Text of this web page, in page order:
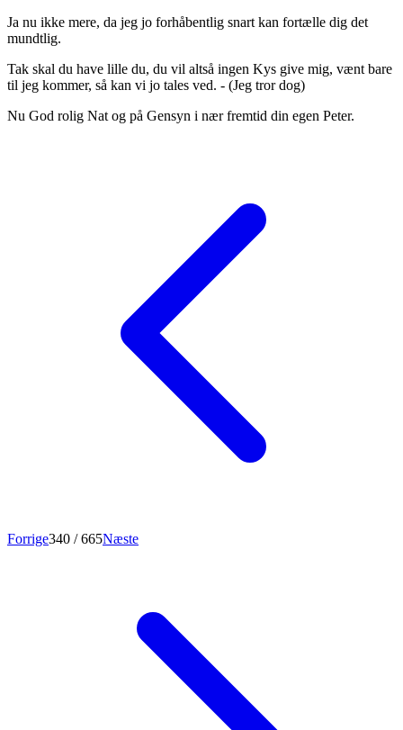
Ja nu ikke mere, da jeg jo forhåbentlig snart kan fortælle dig det
mundtlig.
Tak skal du have lille du, du vil altså ingen Kys give mig, vænt bare
til jeg kommer, så kan vi jo tales ved. - (Jeg tror dog)
Nu God rolig Nat og på Gensyn i nær fremtid din egen Peter.
Forrige340 / 665Næste